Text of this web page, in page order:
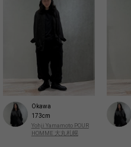
Okawa
173cm
Yohji Yamamoto POUR
HOMME 大丸札幌